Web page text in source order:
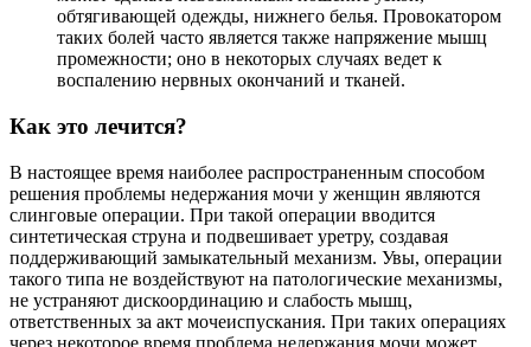
обтягивающей одежды, нижнего белья. Провокатором
таких болей часто является также напряжение мышц
промежности; оно в некоторых случаях ведет к
воспалению нервных окончаний и тканей.
Как это лечится?
В настоящее время наиболее распространенным способом
решения проблемы недержания мочи у женщин являются
слинговые операции. При такой операции вводится
синтетическая струна и подвешивает уретру, создавая
поддерживающий замыкательный механизм. Увы, операции
такого типа не воздействуют на патологические механизмы,
не устраняют дискоординацию и слабость мышц,
ответственных за акт мочеиспускания. При таких операциях
через некоторое время проблема недержания мочи может